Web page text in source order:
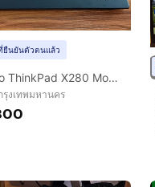
ยืนยันตัวตนแล้ว
Lenovo ThinkPad X280 Model 20KE
รุงเทพมหานคร